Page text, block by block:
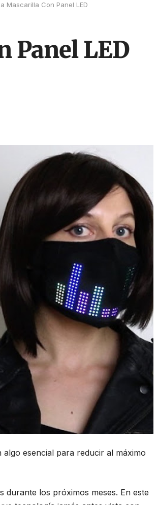
Mascarilla Con Panel LED
Panel LED
esencial para reducir al máximo
durante los próximos meses. En este